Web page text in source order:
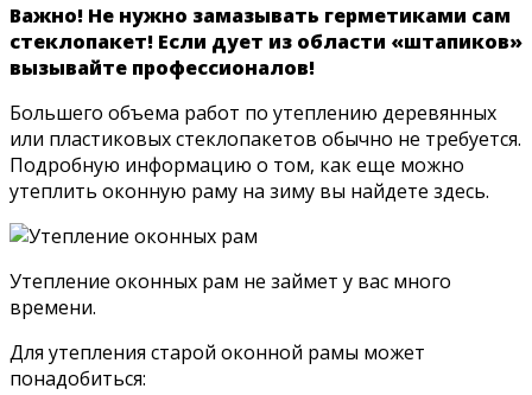
Важно! Не нужно замазывать герметиками сам
стеклопакет! Если дует из области «штапиков»
вызывайте профессионалов!
Большего объема работ по утеплению деревянных
или пластиковых стеклопакетов обычно не требуется.
Подробную информацию о том, как еще можно
утеплить оконную раму на зиму вы найдете здесь.
Утепление оконных рам не займет у вас много
времени.
Для утепления старой оконной рамы может
понадобиться: